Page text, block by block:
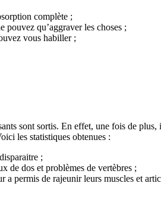
complète ;
pouvez qu’aggraver les choses ;
vous habiller ;
sont sortis. En effet, une fois de
les statistiques obtenues :
;
de dos et problèmes de vertèbres ;
a permis de rajeunir leurs muscles et